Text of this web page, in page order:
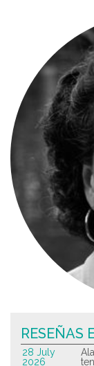
RESEÑAS
28 July
2026